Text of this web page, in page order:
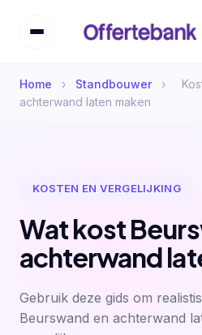
Home › Standbouwer ›
achterwand laten maken
KOSTEN EN VERGELIJKING
Wat kost
achterwand
Gebruik deze gids om
Beurswand en achterwand